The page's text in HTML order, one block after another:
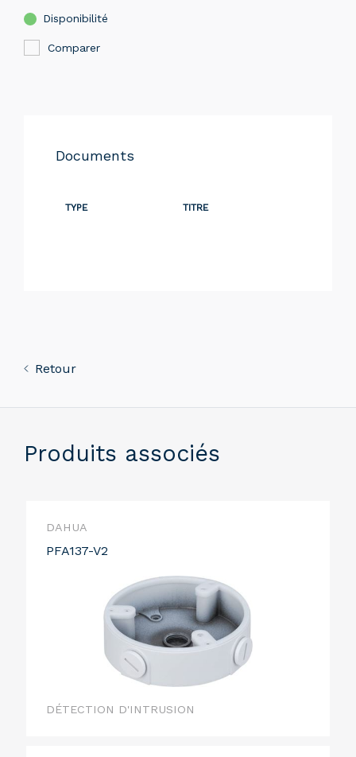
Disponibilité
Comparer
Documents
TYPE TITRE
Retour
Produits associés
DAHUA
PFA137-V2
DÉTECTION D'INTRUSION